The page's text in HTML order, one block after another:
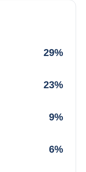
29%
23%
9%
6%